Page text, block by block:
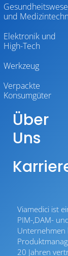
Viamedici ist
PIM-,DAM-
Unternehmen
20 Jahren
und
Elektronik und
High-Tech
Werkzeug
Verpackte
Konsumgüter
Über
Uns